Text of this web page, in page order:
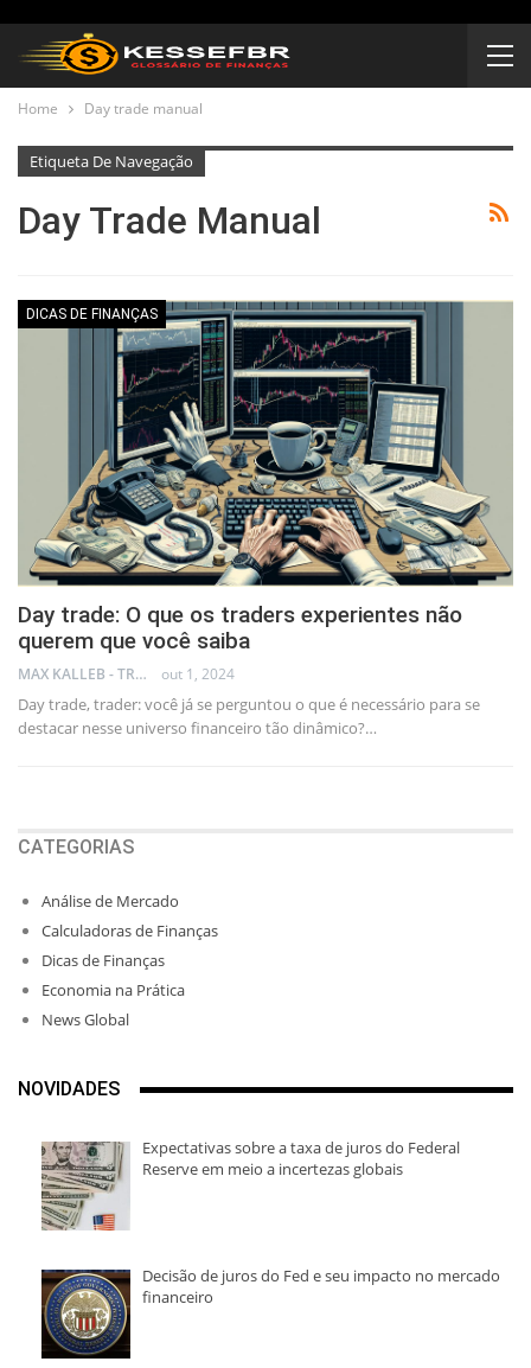
Home Day trade manual
Etiqueta De Navegação
Day Trade Manual
DICAS DE FINANÇAS
Day trade: O que os traders experientes não
querem que você saiba
MAX KALLEB - TRADER out 1, 2024
Day trade, trader: você já se perguntou o que é necessário para se
destacar nesse universo financeiro tão dinâmico?…
CATEGORIAS
Análise de Mercado
Calculadoras de Finanças
Dicas de Finanças
Economia na Prática
News Global
NOVIDADES
Expectativas sobre a taxa de juros do Federal
Reserve em meio a incertezas globais
Decisão de juros do Fed e seu impacto no mercado
financeiro